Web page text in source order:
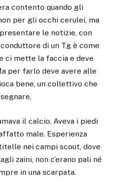
contento quando gli
per gli occhi cerulei, ma
le notizie, con
di un Tg è come
ci mette la faccia e deve
per farlo deve avere alle
bene, un collettivo che
il calcio. Aveva i piedi
male. Esperienza
nei campi scout, dove
zaini, non c’erano pali né
in una scarpata.